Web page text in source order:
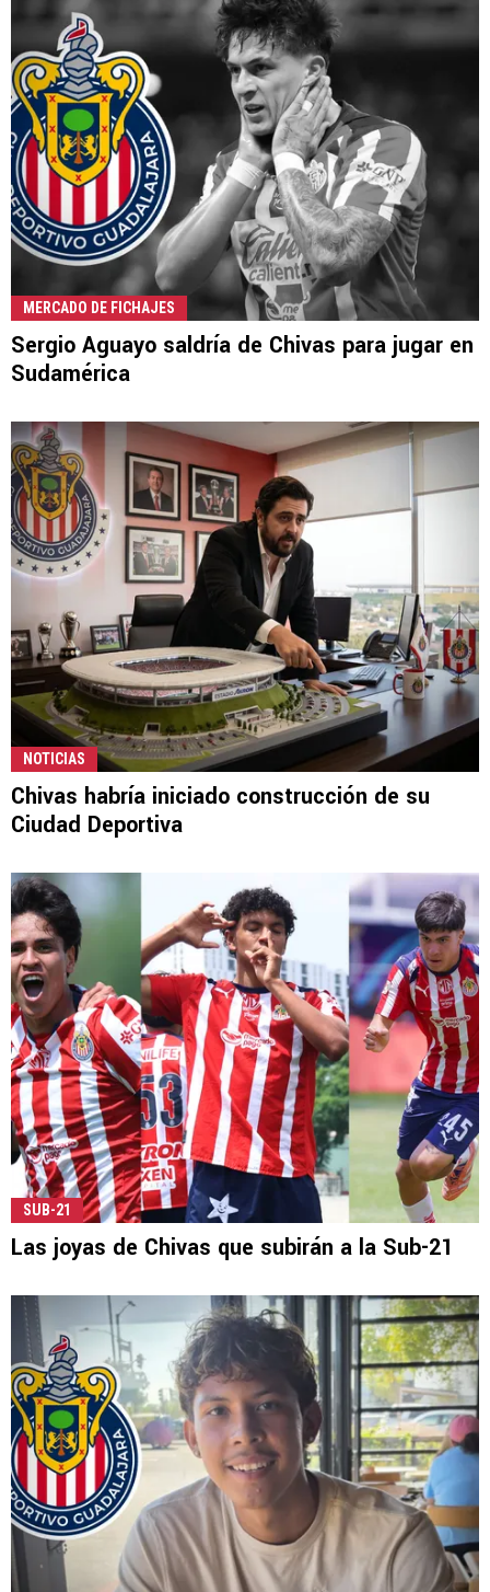
MERCADO DE FICHAJES
Sergio Aguayo saldría de Chivas para jugar en
Sudamérica
NOTICIAS
Chivas habría iniciado construcción de su
Ciudad Deportiva
SUB-21
Las joyas de Chivas que subirán a la Sub-21